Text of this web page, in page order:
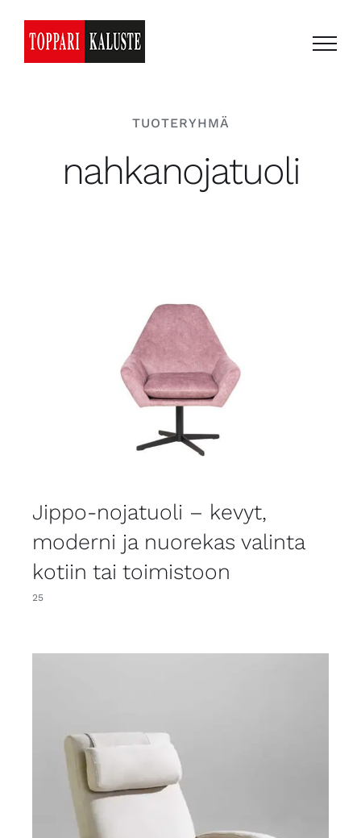
content
TUOTERYHMÄ
nahkanojatuoli
Jippo-nojatuoli – kevyt,
moderni ja nuorekas valinta
kotiin tai toimistoon
25